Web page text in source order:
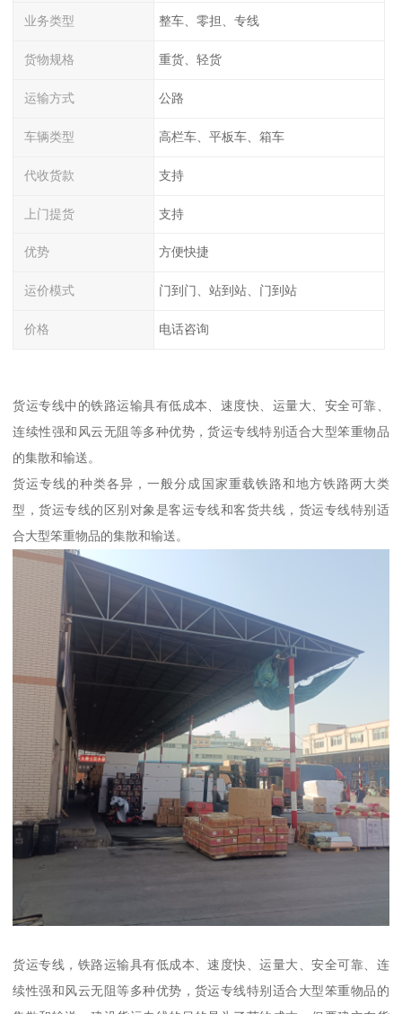
业务类型 整车、零担、专线
货物规格 重货、轻货
运输方式 公路
车辆类型 高栏车、平板车、箱车
代收货款 支持
上门提货 支持
优势 方便快捷
运价模式 门到门、站到站、门到站
价格 电话咨询
货运专线中的铁路运输具有低成本、速度快、运量大、安全可靠、
连续性强和风云无阻等多种优势，货运专线特别适合大型笨重物品
的集散和输送。
货运专线的种类各异，一般分成国家重载铁路和地方铁路两大类
型，货运专线的区别对象是客运专线和客货共线，货运专线特别适
合大型笨重物品的集散和输送。
货运专线，铁路运输具有低成本、速度快、运量大、安全可靠、连
续性强和风云无阻等多种优势，货运专线特别适合大型笨重物品的